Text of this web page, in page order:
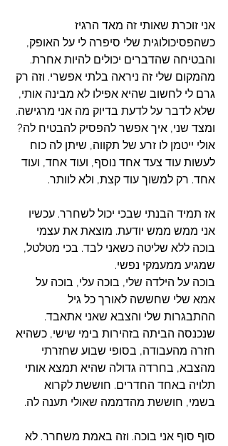
אני זוכרת שאותי זה מאד הרגיז
כשהפסיכולוגית שלי סיפרה לי על האופק,
והבטיחה שהדברים יכולים להיות אחרת.
מהמקום שלי זה ניראה בלתי אפשרי. וזה רק
גרם לי לחשוב שהיא אפילו לא מבינה אותי,
שלא לדבר על לדעת בדיוק מה אני מרגישה.
ומצד שני, איך אפשר להפסיק להבטיח לה?
אולי ייטמן לו זרע של תקווה, שיתן לה כוח
לעשות עוד צעד אחד נוסף, ועוד אחד, ועוד
אחד. רק למשוך עוד קצת, ולא לוותר.
אז תמיד הבנתי שבכי יכול לשחרר. עכשיו
אני ממש ממש יודעת. מוצאת את עצמי
בוכה ללא שליטה כשאני לבד. בכי מטלטל,
שמגיע ממעמקי נפשי.
בוכה על הילדה שלי, בוכה עלי, בוכה על
אמא שלי שחששה לאורך כל גיל
ההתבגרות שלי והצבא שאני אתאבד.
שנכנסה הביתה בזהירות בימי שישי, כשהיא
חזרה מהעבודה, בסופי שבוע שחזרתי
מהצבא, בחרדה גדולה שהיא תמצא אותי
תלויה באחד החדרים. חוששת לקרוא
בשמי, חוששת מהדממה שאולי תענה לה.
סוף סוף אני בוכה. וזה באמת משחרר. לא